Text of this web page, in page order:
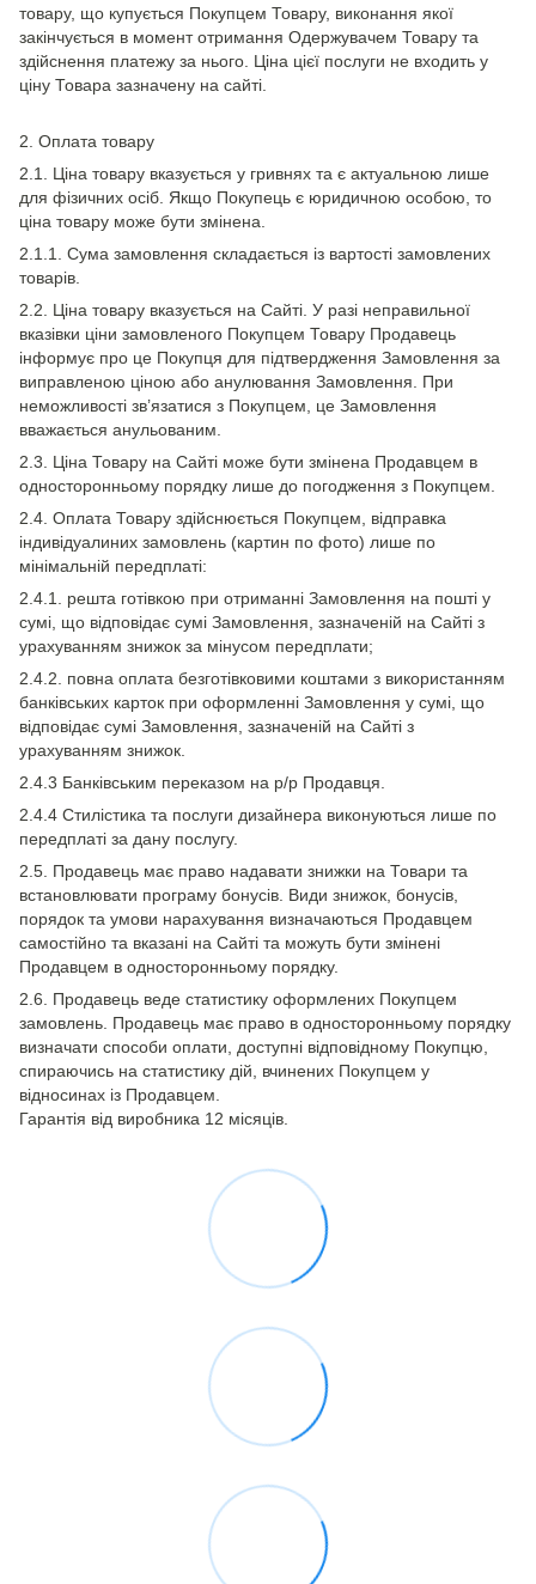
товару, що купується Покупцем Товару, виконання якої
закінчується в момент отримання Одержувачем Товару та
здійснення платежу за нього. Ціна цієї послуги не входить у
ціну Товара зазначену на сайті.
2. Оплата товару
2.1. Ціна товару вказується у гривнях та є актуальною лише
для фізичних осіб. Якщо Покупець є юридичною особою, то
ціна товару може бути змінена.
2.1.1. Сума замовлення складається із вартості замовлених
товарів.
2.2. Ціна товару вказується на Сайті. У разі неправильної
вказівки ціни замовленого Покупцем Товару Продавець
інформує про це Покупця для підтвердження Замовлення за
виправленою ціною або анулювання Замовлення. При
неможливості зв’язатися з Покупцем, це Замовлення
вважається анульованим.
2.3. Ціна Товару на Сайті може бути змінена Продавцем в
односторонньому порядку лише до погодження з Покупцем.
2.4. Оплата Товару здійснюється Покупцем, відправка
індивідуалиних замовлень (картин по фото) лише по
мінімальній передплаті:
2.4.1. решта готівкою при отриманні Замовлення на пошті у
сумі, що відповідає сумі Замовлення, зазначеній на Сайті з
урахуванням знижок за мінусом передплати;
2.4.2. повна оплата безготівковими коштами з використанням
банківських карток при оформленні Замовлення у сумі, що
відповідає сумі Замовлення, зазначеній на Сайті з
урахуванням знижок.
2.4.3 Банківським переказом на р/р Продавця.
2.4.4 Стилістика та послуги дизайнера виконуються лише по
передплаті за дану послугу.
2.5. Продавець має право надавати знижки на Товари та
встановлювати програму бонусів. Види знижок, бонусів,
порядок та умови нарахування визначаються Продавцем
самостійно та вказані на Сайті та можуть бути змінені
Продавцем в односторонньому порядку.
2.6. Продавець веде статистику оформлених Покупцем
замовлень. Продавець має право в односторонньому порядку
визначати способи оплати, доступні відповідному Покупцю,
спираючись на статистику дій, вчинених Покупцем у
відносинах із Продавцем.
Гарантія від виробника 12 місяців.